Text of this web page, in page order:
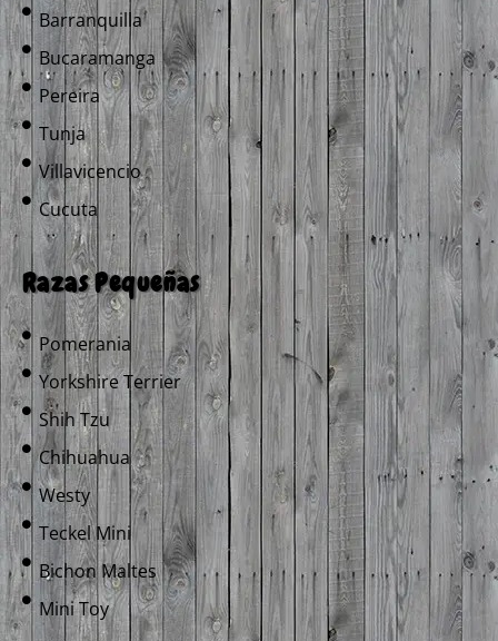
Barranquilla
Bucaramanga
Pereira
Tunja
Villavicencio
Cucuta
Razas Pequeñas
Pomerania
Yorkshire Terrier
Shih Tzu
Chihuahua
Westy
Teckel Mini
Bichon Maltes
Mini Toy